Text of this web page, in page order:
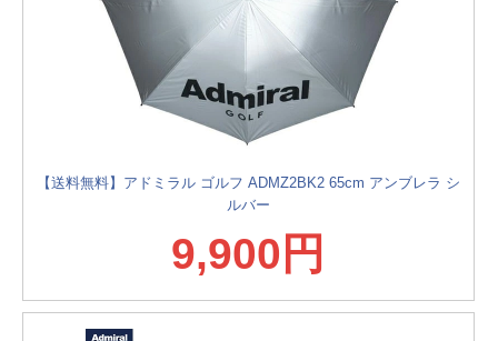
【送料無料】アドミラル ゴルフ ADMZ2BK2 65cm アンブレラ シ
ルバー
9,900円